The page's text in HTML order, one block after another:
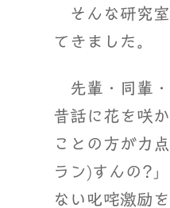
そんな研究室
てきました。
先輩・同輩・
昔話に花を咲
ことの方が力
ラン)すんの?
ない叱咤激励